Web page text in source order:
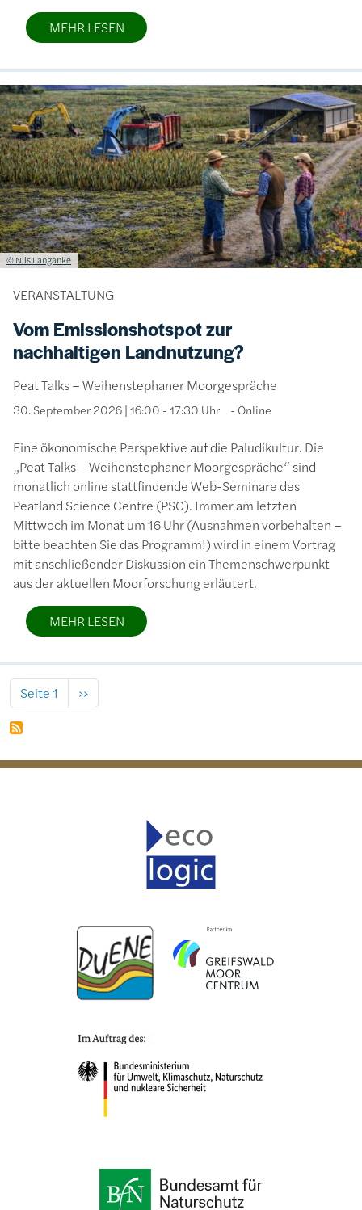
MEHR LESEN
Bild
Lizenzinformationen einschließlich Urheberrecht
© Nils Langanke
VERANSTALTUNG
Vom Emissionshotspot zur
nachhaltigen Landnutzung?
Peat Talks – Weihenstephaner Moorgespräche
30. September 2026 | 16:00 - 17:30 Uhr Online
Eine ökonomische Perspektive auf die Paludikultur. Die
„Peat Talks – Weihenstephaner Moorgespräche“ sind
monatlich online stattfindende Web-Seminare des
Peatland Science Centre (PSC). Immer am letzten
Mittwoch im Monat um 16 Uhr (Ausnahmen vorbehalten –
bitte beachten Sie das Programm!) wird in einem Vortrag
mit anschließender Diskussion ein Themenschwerpunkt
aus der aktuellen Moorforschung erläutert.
MEHR LESEN
Seitennummerierung
Seite 1 Nächste Seite
››